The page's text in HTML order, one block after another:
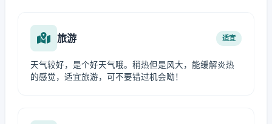
旅游 适宜
天气较好，是个好天气哦。稍热但是风大，能缓解炎热
的感觉，适宜旅游，可不要错过机会呦！